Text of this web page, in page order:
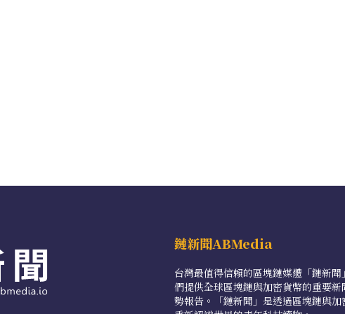
鏈新聞ABMedia
台灣最值得信賴的區塊鏈媒體「鏈新聞
們提供全球區塊鏈與加密貨幣的重要新
勢報告。「鏈新聞」是透過區塊鏈與加